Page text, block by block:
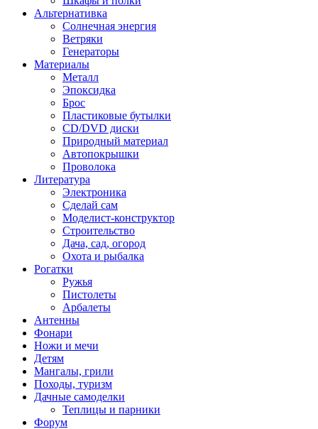
Альтернативка
Солнечная энергия
Ветряки
Генераторы
Материалы
Металл
Эпоксидка
Брос
Пластиковые бутылки
CD/DVD диски
Природный материал
Автопокрышки
Проволока
Литература
Электроника
Сделай сам
Моделист-конструктор
Строительство
Дача, сад, огород
Охота и рыбалка
Рогатки
Ружья
Пистолеты
Арбалеты
Антенны
Фонари
Ножи и мечи
Детям
Мангалы, грили
Походы, туризм
Дачные самоделки
Теплицы и парники
Форум